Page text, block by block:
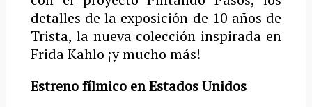
detalles de la exposición de 10 años de
Trista, la nueva colección inspirada en
Frida Kahlo ¡y mucho más!
Estreno fílmico en Estados Unidos